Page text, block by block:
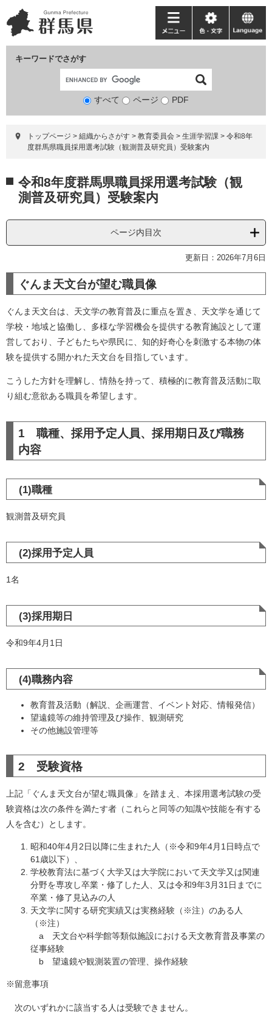
ー
ジ
ニ
ュ
て
キーワードでさがす
検
象
すべて ページ PDF
メ
ニ
ー
色・
文
language
トップページ > 組織からさがす > 教育委員会 > 生涯学習課 > 令和8年
度群馬県職員採用選考試験（観測普及研究員）受験案内
文 令和8年度群馬県職員採用選考試験（観
測普及研究員）受験案内
ページ内目次
更新日：2026年7月6日
ぐんま天文台が望む職員像
ぐんま天文台は、天文学の教育普及に重点を置き、天文学を通じて
学校・地域と協働し、多様な学習機会を提供する教育施設として運
営しており、子どもたちや県民に、知的好奇心を刺激する本物の体
験を提供する開かれた天文台を目指しています。
こうした方針を理解し、情熱を持って、積極的に教育普及活動に取
り組む意欲ある職員を希望します。
1 職種、採用予定人員、採用期日及び職務
内容​​
(1)職種
観測普及研究員
(2)採用予定人員
1名
(3)採用期日
令和9年4月1日
(4)職務内容
教育普及活動（解説、企画運営、イベント対応、情報発信）
望遠鏡等の維持管理及び操作、観測研究
その他施設管理等
2 受験資格
上記「ぐんま天文台が望む職員像」を踏まえ、本採用選考試験の受
験資格は次の条件を満たす者（これらと同等の知識や技能を有する
人を含む）とします。
昭和40年4月2日以降に生まれた人（※令和9年4月1日時点で
61歳以下）、
学校教育法に基づく大学又は大学院において天文学又は関連
分野を専攻し卒業・修了した人、又は令和9年3月31日までに
卒業・修了見込みの人
天文学に関する研究実績又は実務経験（※注）のある人
（※注）
a 天文台や科学館等類似施設における天文教育普及事業の
従事経験
b 望遠鏡や観測装置の管理、操作経験
※留意事項
次のいずれかに該当する人は受験できません。